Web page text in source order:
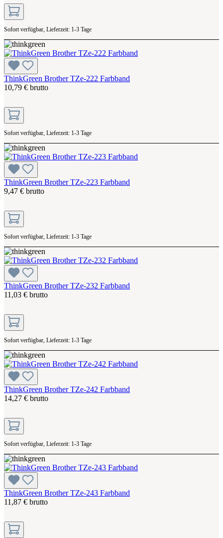
Sofort verfügbar, Lieferzeit: 1-3 Tage
ThinkGreen Brother TZe-222 Farbband
10,79 € brutto
Sofort verfügbar, Lieferzeit: 1-3 Tage
ThinkGreen Brother TZe-223 Farbband
9,47 € brutto
Sofort verfügbar, Lieferzeit: 1-3 Tage
ThinkGreen Brother TZe-232 Farbband
11,03 € brutto
Sofort verfügbar, Lieferzeit: 1-3 Tage
ThinkGreen Brother TZe-242 Farbband
14,27 € brutto
Sofort verfügbar, Lieferzeit: 1-3 Tage
ThinkGreen Brother TZe-243 Farbband
11,87 € brutto